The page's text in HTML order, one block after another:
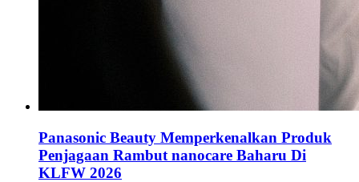
Panasonic Beauty Memperkenalkan Produk
Penjagaan Rambut nanocare Baharu Di
KLFW 2026